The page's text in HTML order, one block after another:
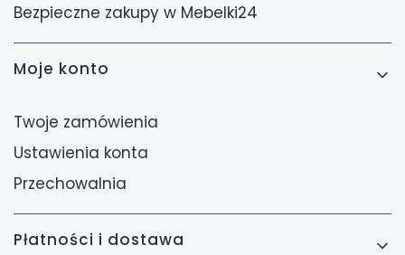
Bezpieczne zakupy w Mebelki24
Moje konto
Twoje zamówienia
Ustawienia konta
Przechowalnia
Płatności i dostawa